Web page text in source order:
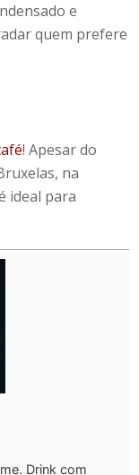
e
quem prefere
! Apesar do
na
ideal para
Drink com